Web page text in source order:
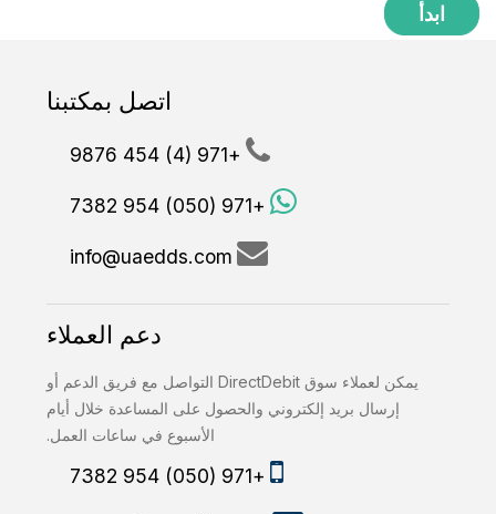
ابدأ
اتصل بمكتبنا
+971 (4) 454 9876
+971 (050) 954 7382
info@uaedds.com
دعم العملاء
يمكن لعملاء سوق DirectDebit التواصل مع فريق الدعم أو
إرسال بريد إلكتروني والحصول على المساعدة خلال أيام
الأسبوع في ساعات العمل.
+971 (050) 954 7382